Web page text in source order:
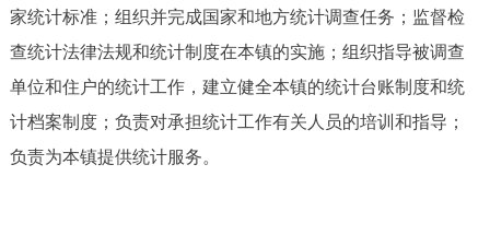
家统计标准；组织并完成国家和地方统计调查任务；监督检
查统计法律法规和统计制度在本镇的实施；组织指导被调查
单位和住户的统计工作，建立健全本镇的统计台账制度和统
计档案制度；负责对承担统计工作有关人员的培训和指导；
负责为本镇提供统计服务。